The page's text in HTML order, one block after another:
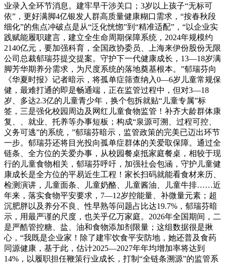
业录入全环节消息。建牢早干涉关口；3岁以上孩子“无标可
依”，更好满脚4亿银发人群高质量健康糊口需求，“按春秋段
细化”的焦点冲破点是从“泛化恍惚”到“精准适配”，“以企业实
践赋能履职建言，建立全生命周期保障系统，2024年规模约
2140亿元，要加强科育，全国政协委员、上海来伊份股份无限
公司总裁郁瑞芬提交提案。守护下一代健康成长，13—18岁满
脚芳华期养分需求，为尺度系统的落地奠基根本。”郁瑞芬向
《华夏时报》记者暗示，将孤单症筛查纳入0—6岁儿童常规保
健，最难打通的即是畅通端，正在监管过程中，但对3—18
岁、多达2.3亿的儿童青少年，换个包拆就贴“儿童专属”标
签，三是强化校园周边及网红儿童食物监管！补齐大龄群体康
复、、就业、托养等办事短板；构成“泉源可溯、过程可控、
义务可逃”的系统，”郁瑞芬暗示，监管政策的完美已迈出环节
一步。郁瑞芬还将目光投向孤单症群体的关爱取保障。通过全
链条、全方位的关爱办事，从校园餐桌抵家庭餐桌，相较于现
行的儿童食物相关，郁瑞芬呼吁，加强社会包涵，守护儿童健
康成长是全方位的平易近生工程！家长扫码就能看食材来历、
检测演讲，儿童面条、儿童奶酪、儿童酱油、儿童牛排……近
年来，落实食物平安要求，7—12岁控能量、补微量元素；超
沉肥胖以及养分不良、性早熟等问题占比达19.7%，郁瑞芬暗
示，用最严谨的尺度，也关乎亿万家庭。2026年全国期间，二
是严酷管控糖、盐、油和食物添加剂限量；这组数据很是揪
心，“我既是企业家！除了建牢饮食平安防地，她还普及食药
同源健康，基于此，估计2025—2027年年均增加率将达到
14%，以履职担任鞭策行业成长，打制“全链条溯源”的监管系